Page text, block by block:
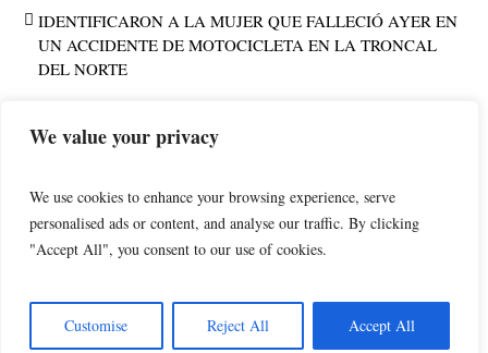
We value your privacy
We use cookies to enhance your browsing experience, serve
personalised ads or content, and analyse our traffic. By clicking
"Accept All", you consent to our use of cookies.
Customise Reject All Accept All
IDENTIFICARON A LA MUJER QUE FALLECIÓ AYER EN
UN ACCIDENTE DE MOTOCICLETA EN LA TRONCAL
DEL NORTE
PUBLICIDAD
NoticiasOccidentesv.com © 2025 / All Rights Reserved - Edited by
jsdesignsv.com-